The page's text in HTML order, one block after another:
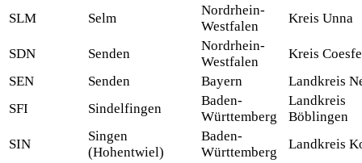
SLM
Selm
Nordrhein-
Westfalen
Kreis Unna
SDN Senden
Nordrhein-
Westfalen
Kreis
SEN
Senden Bayern
Landkreis
SFI
Sindelfingen
Baden-
Württemberg
Landkreis
Böblingen
SIN
Singen
(Hohentwiel)
Baden-
Württemberg
Landkreis